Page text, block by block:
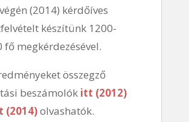
(2014) kérdőíves
készítünk 1200-
fő megkérdezésével.
összegző
beszámolók itt (2012)
(2014)olvashatók.